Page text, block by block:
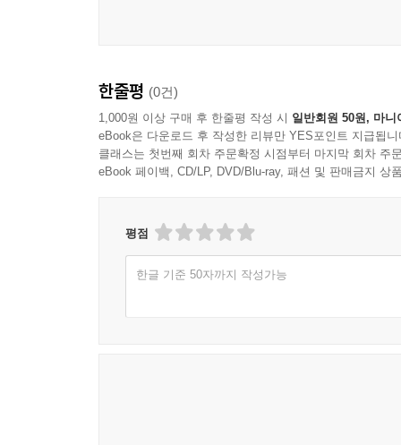
한줄평 (0건)
1,000원 이상 구매 후 한줄평 작성 시 일반회원 50원, 마니
eBook은 다운로드 후 작성한 리뷰만 YES포인트 지급됩니
클래스는 첫번째 회차 주문확정 시점부터 마지막 회차 주
eBook 페이백, CD/LP, DVD/Blu-ray, 패션 및 판매금지 상
평점
한글 기준 50자까지 작성가능